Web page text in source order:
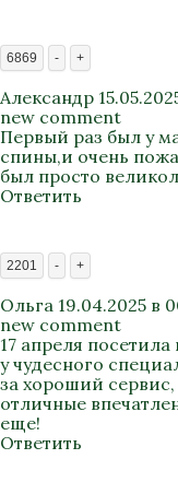
6869 - +
Александр
new comment
Первый раз был у
спины,и очень
был просто
Ответить
2201 - +
Ольга 19.04.2025 в
new comment
17 апреля
у чудесного
за хороший
отличные
еще!
Ответить